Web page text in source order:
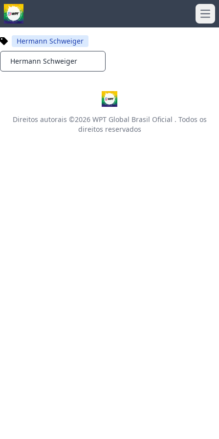
Hermann Schweiger
Notifications
Hermann Schweiger
Direitos autorais ©2026WPT Global Brasil Oficial . Todos os
direitos reservados